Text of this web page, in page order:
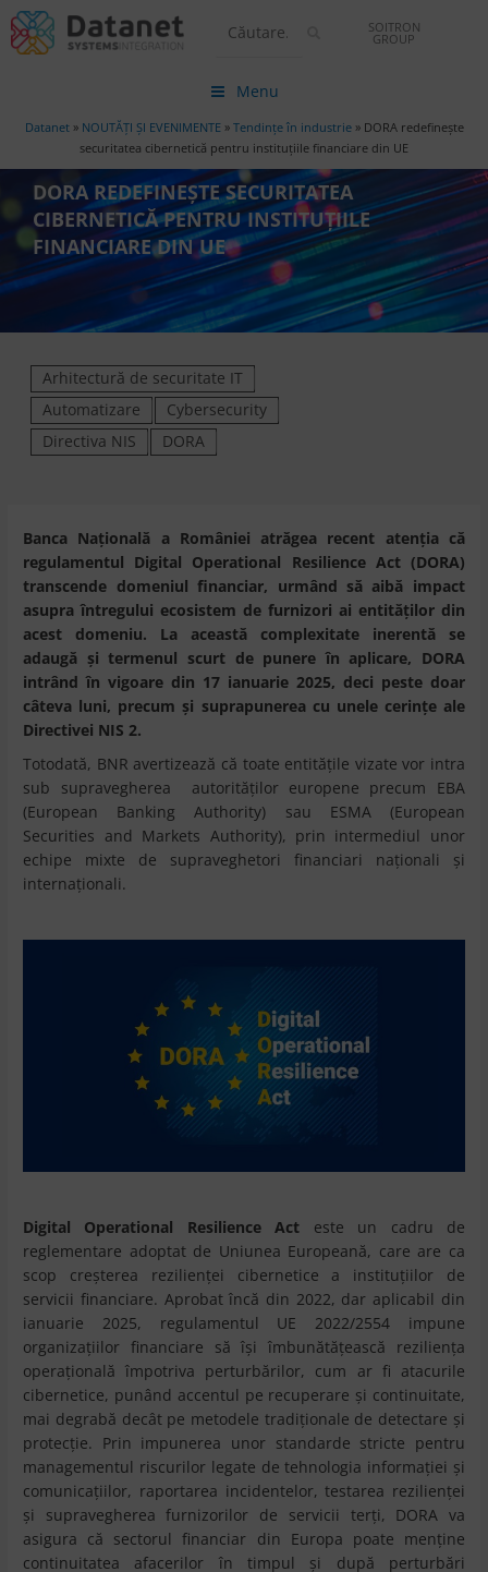
SOITRON
GROUP
Menu
Datanet» NOUTĂȚI ȘI EVENIMENTE» Tendințe în industrie» DORA redefinește
securitatea cibernetică pentru instituțiile financiare din UE
DORA REDEFINEȘTE SECURITATEA
CIBERNETICĂ PENTRU INSTITUȚIILE
FINANCIARE DIN UE
Arhitectură de securitate IT
Automatizare
Cybersecurity
Directiva NIS
DORA
Banca Națională a României atrăgea recent atenția că
regulamentul Digital Operational Resilience Act (DORA)
transcende domeniul financiar, urmând să aibă impact
asupra întregului ecosistem de furnizori ai entităților din
acest domeniu. La această complexitate inerentă se
adaugă și termenul scurt de punere în aplicare, DORA
intrând în vigoare din 17 ianuarie 2025, deci peste doar
câteva luni, precum și suprapunerea cu unele cerințe ale
Directivei NIS 2.
Totodată, BNR avertizează că toate entitățile vizate vor intra
sub supravegherea autorităților europene precum EBA
(European Banking Authority) sau ESMA (European
Securities and Markets Authority), prin intermediul unor
echipe mixte de supraveghetori financiari naționali și
internaționali.
Digital Operational Resilience Act este un cadru de
reglementare adoptat de Uniunea Europeană, care are ca
scop creșterea rezilienței cibernetice a instituțiilor de
servicii financiare. Aprobat încă din 2022, dar aplicabil din
ianuarie 2025, regulamentul UE 2022/2554 impune
organizațiilor financiare să își îmbunătățească reziliența
operațională împotriva perturbărilor, cum ar fi atacurile
cibernetice, punând accentul pe recuperare și continuitate,
mai degrabă decât pe metodele tradiționale de detectare și
protecție. Prin impunerea unor standarde stricte pentru
managementul riscurilor legate de tehnologia informației și
comunicațiilor, raportarea incidentelor, testarea rezilienței
și supravegherea furnizorilor de servicii terți, DORA va
asigura că sectorul financiar din Europa poate menține
continuitatea afacerilor în timpul și după perturbări